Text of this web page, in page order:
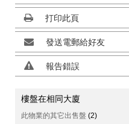
打印此頁
發送電郵給好友
報告錯誤
樓盤在相同大廈
此物業的其它出售盤 (2)